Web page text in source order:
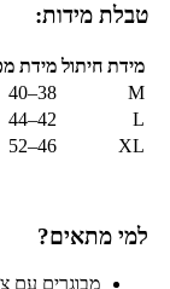
טבלת מידות:
מידת חיתול מידת
M
38–40
L
42–44
XL
46–52
למי מתאים?
מבוגרים עם